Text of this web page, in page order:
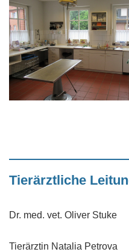
Tierärztliche
Dr. med. vet. Oliver Stuke
Tierärztin Natalia Petrova